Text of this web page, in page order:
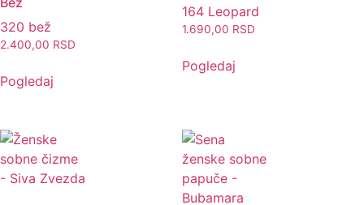
320 bež
2.400,00 RSD
Pogledaj
164 Leopard
1.690,00 RSD
Pogledaj